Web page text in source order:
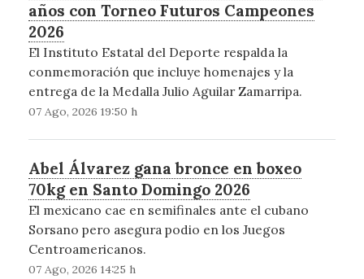
años con Torneo Futuros Campeones
2026
El Instituto Estatal del Deporte respalda la
conmemoración que incluye homenajes y la
entrega de la Medalla Julio Aguilar Zamarripa.
07 Ago, 2026 19:50 h
Abel Álvarez gana bronce en boxeo
70kg en Santo Domingo 2026
El mexicano cae en semifinales ante el cubano
Sorsano pero asegura podio en los Juegos
Centroamericanos.
07 Ago, 2026 14:25 h